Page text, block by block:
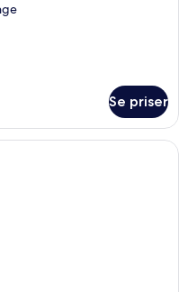
Se priser
med udsigt over et